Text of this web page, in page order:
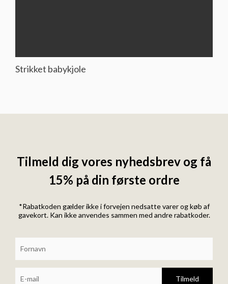
Strikket babykjole
Tilmeld dig vores nyhedsbrev og få
15% på din første ordre
*Rabatkoden gælder ikke i forvejen nedsatte varer og køb af
gavekort. Kan ikke anvendes sammen med andre rabatkoder.
Tilmeld